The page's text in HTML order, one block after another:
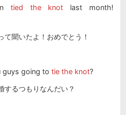
tied the knot last month!
聞いたよ！おめでとう！
guys going to tie the knot?
するつもりなんだい？